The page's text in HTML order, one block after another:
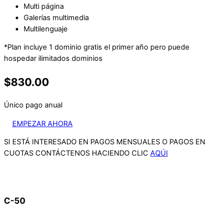
Multi página
Galerías multimedia
Multilenguaje
*Plan incluye 1 dominio gratis el primer año pero puede
hospedar ilimitados dominios
$830.00
Único pago anual
EMPEZAR AHORA
SI ESTÁ INTERESADO EN PAGOS MENSUALES O PAGOS EN
CUOTAS CONTÁCTENOS HACIENDO CLIC AQÚI
C-50